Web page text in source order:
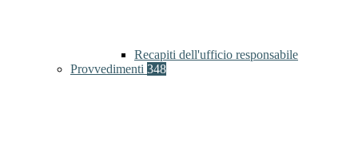
Recapiti dell'ufficio responsabile
Provvedimenti 348